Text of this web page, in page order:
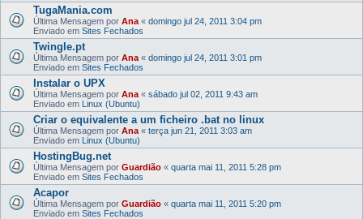
TugaMania.com
Última Mensagem por Ana « domingo jul 24, 2011 3:04 pm
Enviado em Sites Fechados
Twingle.pt
Última Mensagem por Ana « domingo jul 24, 2011 3:01 pm
Enviado em Sites Fechados
Instalar o UPX
Última Mensagem por Ana « sábado jul 02, 2011 9:43 am
Enviado em Linux (Ubuntu)
Criar o equivalente a um ficheiro .bat no linux
Última Mensagem por Ana « terça jun 21, 2011 3:03 am
Enviado em Linux (Ubuntu)
HostingBug.net
Última Mensagem por Guardião « quarta mai 11, 2011 5:28 pm
Enviado em Sites Fechados
Acapor
Última Mensagem por Guardião « quarta mai 11, 2011 5:20 pm
Enviado em Sites Fechados